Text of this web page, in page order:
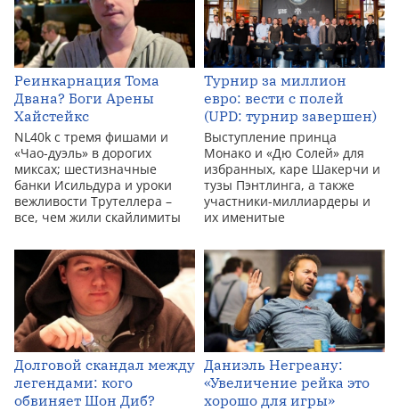
Реинкарнация Тома
Двана? Боги Арены
Хайстейкс
NL40k с тремя фишами и
«Чао-дуэль» в дорогих
миксах; шестизначные
банки Исильдура и уроки
вежливости Трутеллера –
все, чем жили скайлимиты
Турнир за миллион
евро: вести с полей
(UPD: турнир завершен)
Выступление принца
Монако и «Дю Солей» для
избранных, каре Шакерчи и
тузы Пэнтлинга, а также
участники-миллиардеры и
их именитые
Долговой скандал между
легендами: кого
обвиняет Шон Диб?
Даниэль Негреану:
«Увеличение рейка это
хорошо для игры»